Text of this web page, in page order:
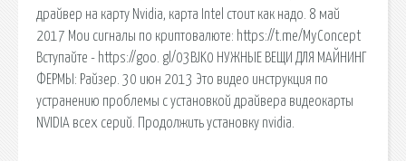
драйвер на карту Nvidia, карта Intel стоит как надо. 8 май
2017 Мои сигналы по криптовалюте: https://t.me/MyConcept
Вступайте - https://goo. gl/03BJK0 НУЖНЫЕ ВЕЩИ ДЛЯ МАЙНИНГ
ФЕРМЫ: Райзер. 30 июн 2013 Это видео инструкция по
устранению проблемы с установкой драйвера видеокарты
NVIDIA всех серий. Продолжить установку nvidia.